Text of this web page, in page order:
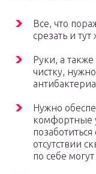
Все, что
срезать и
Руки, а
чистку,
Нужно
комфортные
отсутствии
по себе